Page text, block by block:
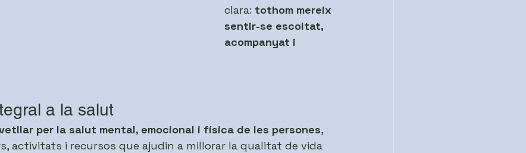
clara: tothom mereix
sentir-se escoltat,
acompanyat i
a la salut
per la salut mental, emocional i física de les persones,
activitats i recursos que ajudin a millorar la qualitat de vida